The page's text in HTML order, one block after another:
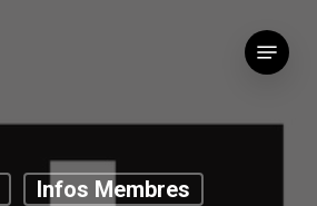
Menu
Infos Membres
Fermer
menu